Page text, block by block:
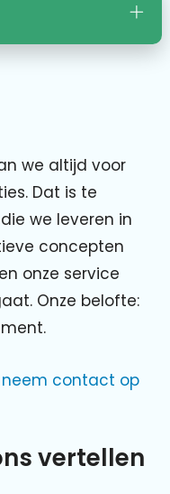
we altijd voor
Dat is te
we leveren in
concepten
onze service
Onze belofte:
neem contact op
vertellen